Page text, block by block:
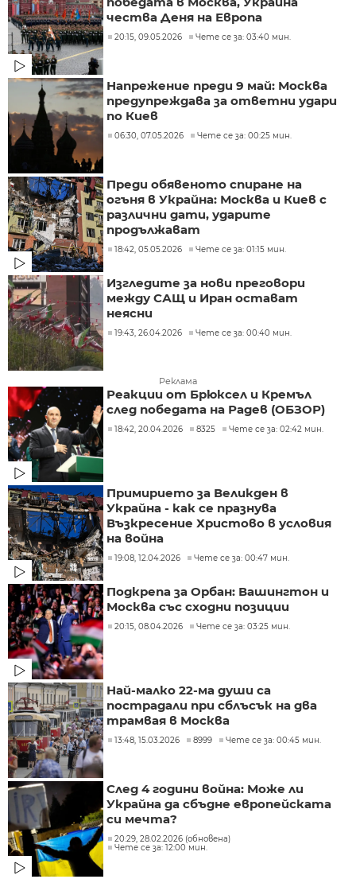
чества Деня на Европа
20:15, 09.05.2026 Чете се за: 03:40 мин.
Напрежение преди 9 май: Москва
предупреждава за ответни удари
по Киев
06:30, 07.05.2026 Чете се за: 00:25 мин.
Преди обявеното спиране на
огъня в Украйна: Москва и Киев с
различни дати, ударите
продължават
18:42, 05.05.2026 Чете се за: 01:15 мин.
Изгледите за нови преговори
между САЩ и Иран остават
неясни
19:43, 26.04.2026 Чете се за: 00:40 мин.
Реклама
Реакции от Брюксел и Кремъл
след победата на Радев (ОБЗОР)
18:42, 20.04.2026 8325 Чете се за: 02:42 мин.
Примирието за Великден в
Украйна - как се празнува
Възкресение Христово в условия
на война
19:08, 12.04.2026 Чете се за: 00:47 мин.
Подкрепа за Орбан: Вашингтон и
Москва със сходни позиции
20:15, 08.04.2026 Чете се за: 03:25 мин.
Най-малко 22-ма души са
пострадали при сблъсък на два
трамвая в Москва
13:48, 15.03.2026 8999 Чете се за: 00:45 мин.
След 4 години война: Може ли
Украйна да сбъдне европейската
си мечта?
20:29, 28.02.2026 (обновена)
Чете се за: 12:00 мин.